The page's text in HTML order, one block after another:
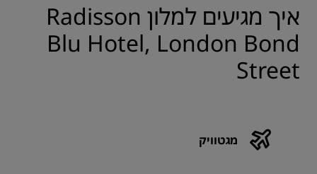
איך מגיעים למלון Radisson
Blu Hotel, London Bond
Street
מגטוויק